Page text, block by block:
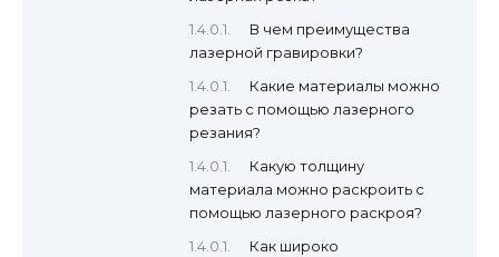
В чем преимущества
лазерной гравировки?
Какие материалы можно
резать с помощью лазерного
резания?
Какую толщину
материала можно раскроить с
помощью лазерного раскроя?
Как широко